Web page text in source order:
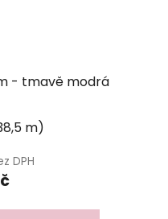
- tmavě modrá
m)
DPH